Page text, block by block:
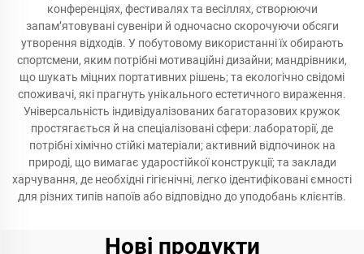
конференціях, фестивалях та весіллях, створюючи
запам’ятовувані сувеніри й одночасно скорочуючи обсяги
утворення відходів. У побутовому використанні їх обирають
спортсмени, яким потрібні мотиваційні дизайни; мандрівники,
що шукать міцних портативних рішень; та екологічно свідомі
споживачі, які прагнуть унікального естетичного вираження.
Універсальність індивідуалізованих багаторазових кружок
простягається й на спеціалізовані сфери: лабораторії, де
потрібні хімічно стійкі матеріали; активний відпочинок на
природі, що вимагає ударостійкої конструкції; та заклади
харчування, де необхідні гігієнічні, легко ідентифіковані ємності
для різних типів напоїв або відповідно до уподобань клієнтів.
Нові продукти